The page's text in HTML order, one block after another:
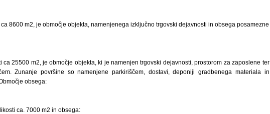
8600 m2, je območje objekta, namenjenega izključno trgovski dejavnosti in obsega posamezne
ca 25500 m2, je območje objekta, ki je namenjen trgovski dejavnosti, prostorom za zaposlene ter
Zunanje površine so namenjene parkiriščem, dostavi, deponiji gradbenega materiala in
obsega:
ca. 7000 m2 in obsega: